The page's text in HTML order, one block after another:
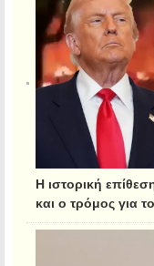
Η ιστορική
και ο τρόμος για